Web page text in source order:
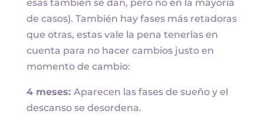
esas también se dan, pero no en la mayoría
de casos). También hay fases más retadoras
que otras, estas vale la pena tenerlas en
cuenta para no hacer cambios justo en
momento de cambio:
4 meses: Aparecen las fases de sueño y el
descanso se desordena.